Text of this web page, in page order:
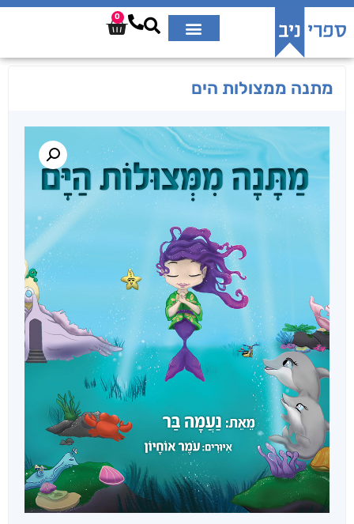
0
מתנה ממצולות הים